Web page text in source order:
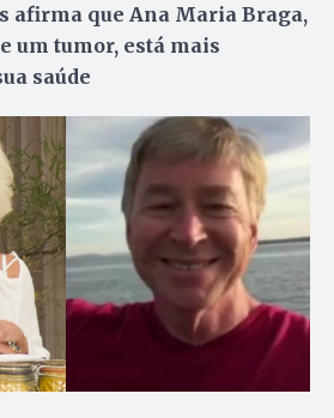
afirma que Ana Maria Braga,
um tumor, está mais
saúde